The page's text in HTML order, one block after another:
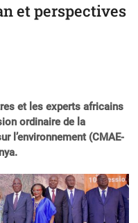
et perspectives
et les experts africains
ordinaire de la
l’environnement (CMAE-